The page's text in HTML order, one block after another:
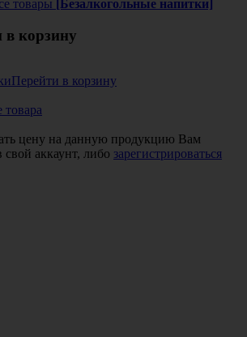
товары [Безалкогольные напитки]
в корзину
Перейти в корзину
товара
цену на данную продукцию Вам
свой аккаунт, либо зарегистрироваться